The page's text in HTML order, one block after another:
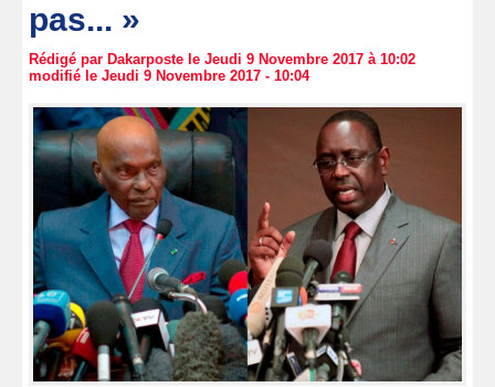
pas... »
Rédigé par Dakarposte le Jeudi 9 Novembre 2017 à 10:02
modifié le Jeudi 9 Novembre 2017 - 10:04